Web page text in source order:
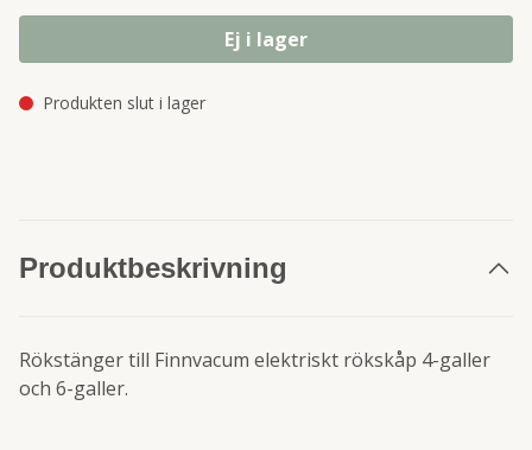
Ej i lager
Produkten slut i lager
Produktbeskrivning
Rökstänger till Finnvacum elektriskt rökskåp 4-galler
och 6-galler.